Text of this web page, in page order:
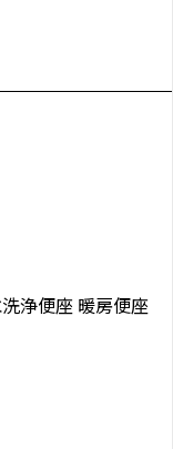
浄便座 暖房便座